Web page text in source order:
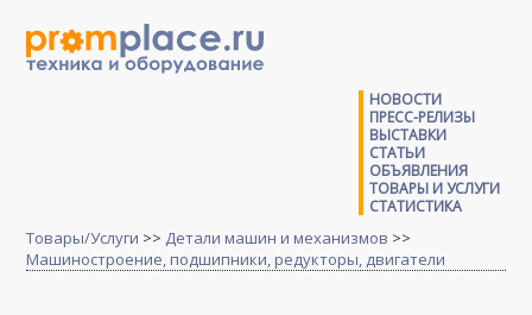
НОВОСТИ
ПРЕСС-РЕЛИЗЫ
ВЫСТАВКИ
СТАТЬИ
ОБЪЯВЛЕНИЯ
ТОВАРЫ И УСЛУГИ
СТАТИСТИКА
Товары/Услуги >> Детали машин и механизмов >>
Машиностроение, подшипники, редукторы, двигатели